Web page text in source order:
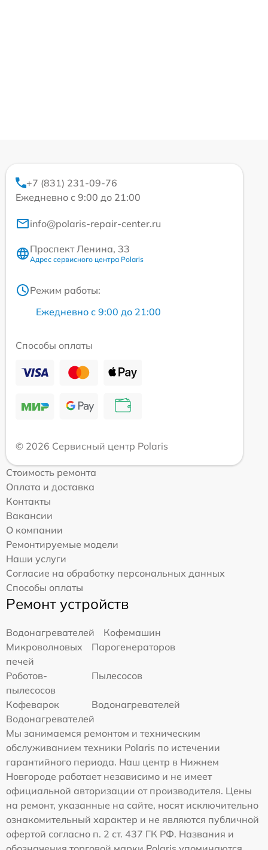
+7 (831) 231-09-76
Ежедневно с 9:00 до 21:00
info@polaris-repair-center.ru
Проспект Ленина, 33
Адрес сервисного центра Polaris
Режим работы:
Ежедневно с 9:00 до 21:00
Способы оплаты
© 2026 Сервисный центр Polaris
Стоимость ремонта
Оплата и доставка
Контакты
Вакансии
О компании
Ремонтируемые модели
Наши услуги
Согласие на обработку персональных данных
Способы оплаты
Ремонт устройств
Водонагревателей
Кофемашин
Микроволновых
печей
Парогенераторов
Роботов-
пылесосов
Пылесосов
Кофеварок
Водонагревателей
Водонагревателей
Мы занимаемся ремонтом и техническим
обслуживанием техники Polaris по истечении
гарантийного периода. Наш центр в Нижнем
Новгороде работает независимо и не имеет
официальной авторизации от производителя. Цены
на ремонт, указанные на сайте, носят исключительно
ознакомительный характер и не являются публичной
офертой согласно п. 2 ст. 437 ГК РФ. Названия и